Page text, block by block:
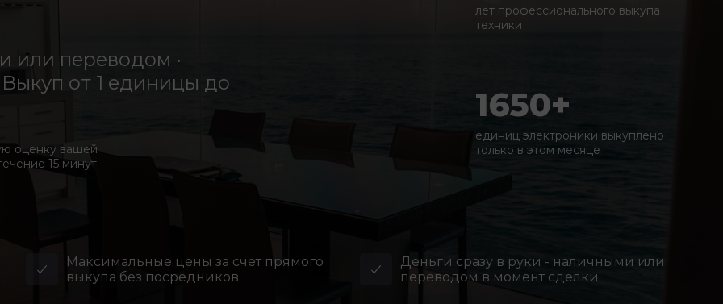
или переводом ·
от 1 единицы до
оценку вашей
15 минут
лет профессионального выкупа
техники
1650+
единиц электроники выкуплено
только в этом месяце
Максимальные цены за счет прямого
выкупа без посредников
Деньги сразу в руки - наличными или
переводом в момент сделки